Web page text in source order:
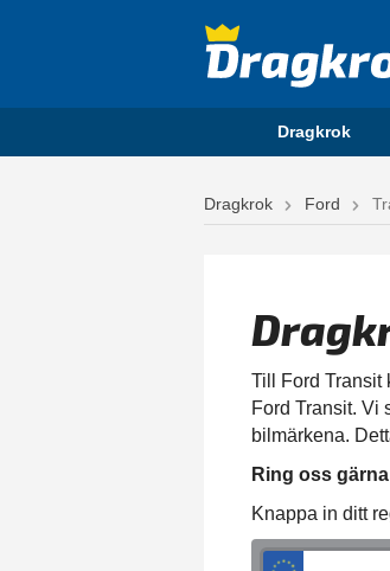
Dragkrok
Dragkrok Ford
Till Ford Transit
Ford Transit. Vi
bilmärkena.
Ring oss
Knappa in ditt